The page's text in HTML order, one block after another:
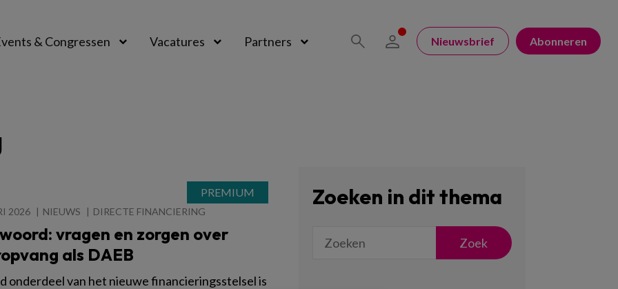
& Congressen Vacatures Partners Nieuwsbrief Abonneren
2026 NIEUWS DIRECTE FINANCIERING
vragen en zorgen over
als DAEB
onderdeel van het nieuwe financieringsstelsel is
Zoeken in dit thema
Zoek